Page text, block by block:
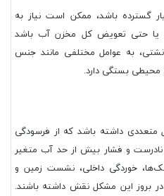
گسترده باشد، ممکن است نیاز به
حتی تعویض کل مخزن آب باشد
به عوامل مختلفی مانند جنس
محیطی بستگی دارد.
داشته باشد که از فرسودگی
و فشار بیش از حد آب متغیر
خوردگی داخلی، نشست زمین و
بروز این مشکل نقش داشته باشند.